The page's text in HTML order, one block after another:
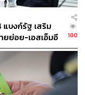
แบงก์รัฐ เสริม
ยย่อย-เอสเอ็มอี
180